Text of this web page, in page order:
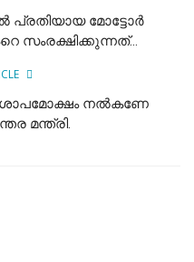
പ്രതിയായ മോട്ടോർ
സംരക്ഷിക്കുന്നത്...
നൽകണേ
മന്ത്രി.